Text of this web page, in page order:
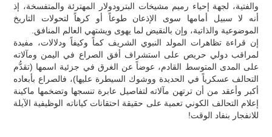
والفتية، لجهة إحياء رميم مشيخات البترودولار المهترئة والمتفسخة، إذ
أنه لا سبيل أمامها سوى الإذعان طوعاً أو كرهاً لتحولات التاريخ
الموضوعية والذاتية، وإن بالنقيض لما يهوى ويشتهي العالم المنافق.
إن قراءة تظاهرات المولد النبوي الشريف كماً وكيفاً ودلالات، مفيدة
لمراقب دولي حريص على استشراف أفق الصراع في اليمن ومآلاته
على المدى المتوسط القادم، عوضاً عن الغرق في جزئية اسمها (تقدُّم
التحالف عسكرياً في الحديدة ووشوك السيطرة عليها)، فالصراع بأبعاده
أكبر وأعقد من أن ترتهن مآلاته لتفاصيل عابرة تنسجها وتضخمها ماكينة
إعلام التحالف الكوني تعمية على حقيقة احتقانات كياناته الوظيفية الآيلة
للانفجار بنفاد الوقت!